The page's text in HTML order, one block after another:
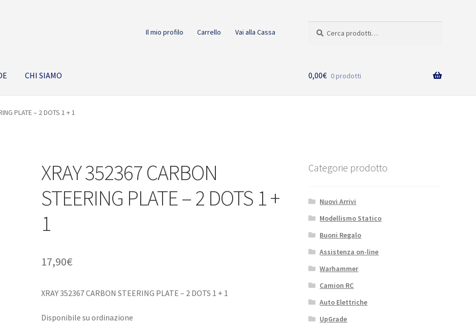
Il mio profilo Carrello Vai alla Cassa
CHI SIAMO 0,00€ 0 prodotti
PLATE – 2 DOTS 1 + 1
XRAY 352367 CARBON
STEERING PLATE – 2 DOTS 1 +
1
17,90€
XRAY 352367 CARBON STEERING PLATE – 2 DOTS 1 + 1
Disponibile su ordinazione
Categorie prodotto
Nuovi Arrivi
Modellismo Statico
Buoni Regalo
Assistenza on-line
Warhammer
Camion RC
Auto Elettriche
UpGrade